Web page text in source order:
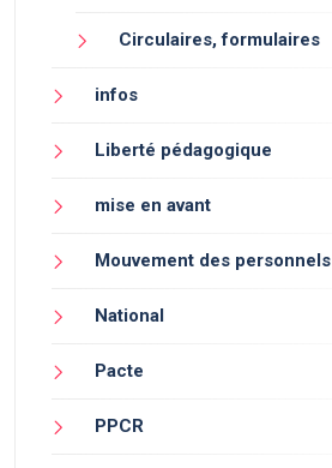
Circulaires, formulaires
infos
Liberté pédagogique
mise en avant
Mouvement des personnels
National
Pacte
PPCR